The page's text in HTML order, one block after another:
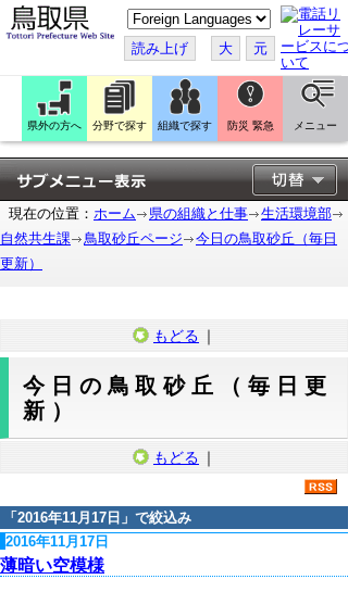
こ
の
ペ
ー
ジ
翻
訳
す
る
読み上げ 大 元
県外の方へ 分野で探す 組織で探す 防災 緊急 メニュー
現在の位置： ホーム 県の組織と仕事
生活環境部
自然共生課
鳥取砂丘ページ
今日の鳥取砂丘（毎日
更新）
もどる ｜
今日の鳥取砂丘（毎日更
新）
もどる ｜
「 2016年11月17日 」で絞込み
2016年11月17日
薄暗い空模様